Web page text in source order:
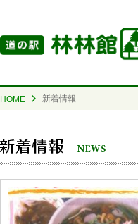
HOME 新着情報